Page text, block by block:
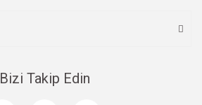
Bizi Takip Edin